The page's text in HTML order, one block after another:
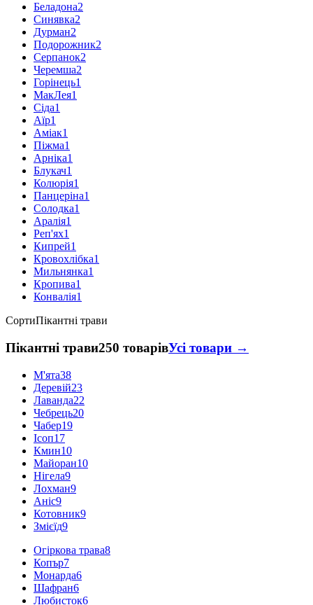
Беладона2
Синявка2
Дурман2
Подорожник2
Серпанок2
Черемша2
Горінець1
МакЛея1
Сіда1
Аїр1
Аміак1
Піжма1
Арніка1
Блукач1
Колюрія1
Панцеріна1
Солодка1
Аралія1
Реп'ях1
Кипрей1
Кровохлібка1
Мильнянка1
Кропива1
Конвалія1
СортиПікантні трави
Пікантні трави250 товарівУсі товари →
М'ята38
Деревій23
Лаванда22
Чебрець20
Чабер19
Ісоп17
Кмин10
Майоран10
Нігела9
Лохман9
Аніс9
Котовник9
Змієїд9
Огіркова трава8
Копър7
Монарда6
Шафран6
Любисток6